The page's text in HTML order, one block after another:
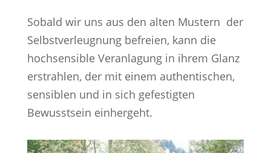
Sobald wir uns aus den alten Mustern der
Selbstverleugnung befreien, kann die
hochsensible Veranlagung in ihrem Glanz
erstrahlen, der mit einem authentischen,
sensiblen und in sich gefestigten
Bewusstsein einhergeht.